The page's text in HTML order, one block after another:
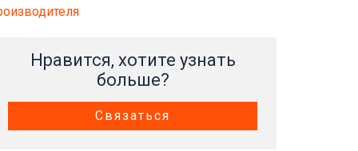
Нравится, хотите узнать
больше?
Связаться